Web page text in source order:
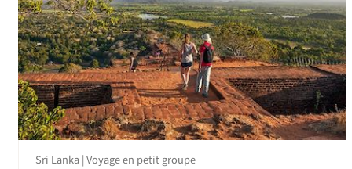
Sri Lanka | Voyage en petit groupe